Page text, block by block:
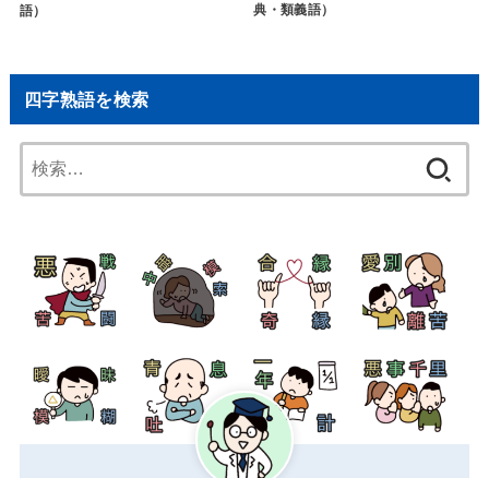
語）
典・類義語）
四字熟語を検索
索: